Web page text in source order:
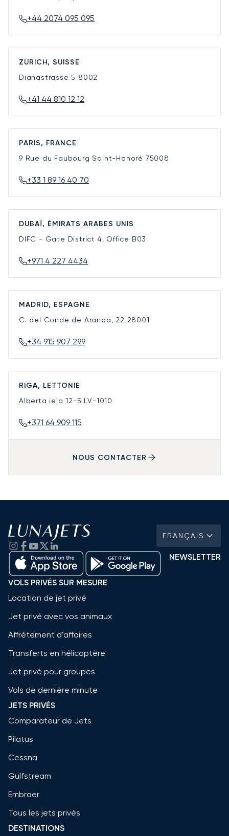
+44 2074 095 095
ZURICH, SUISSE
Dianastrasse 5 8002
+41 44 810 12 12
PARIS, FRANCE
9 Rue du Faubourg Saint-Honoré 75008
+33 1 89 16 40 70
DUBAÏ, ÉMIRATS ARABES UNIS
DIFC - Gate District 4, Office B03
+971 4 227 4434
MADRID, ESPAGNE
C. del Conde de Aranda, 22 28001
+34 915 907 299
RIGA, LETTONIE
Alberta iela 12-5 LV-1010
+371 64 909 115
NOUS CONTACTER
FRANÇAIS
NEWSLETTER
VOLS PRIVÉS SUR MESURE
Location de jet privé
Jet privé avec vos animaux
Affrètement d'affaires
Transferts en hélicoptère
Jet privé pour groupes
Vols de dernière minute
JETS PRIVÉS
Comparateur de Jets
Pilatus
Cessna
Gulfstream
Embraer
Tous les jets privés
DESTINATIONS